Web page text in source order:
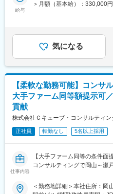
す。
だきます。
・資料作成（パワーポイント
・マネージャーの補佐業務
っていただきます。
改革、他）
＜地域が抱えるDX/SXの課題
地域特有の産業構造と課題へ
給与
＞月額（基本給）：330,000
予定年収はあくまでも目安の
可能性があります。※上記年
んでいます。■昇給：年1回■
に応じ積極的に昇給・昇進し
であり、選考を通じて上下す
定手当を含めた表記です。
気になる
【柔軟な勤務可能】コンサ
大手ファーム同等額提示可
貢献
株式会社Ｃキューブ・コンサルティン
正社員 転勤なし 5名以上採用
仕事内容
【大手ファーム同等の条件面
コンサルティングで岡山～瀬
■ミッション：
＜勤務地詳細＞本社住所：岡